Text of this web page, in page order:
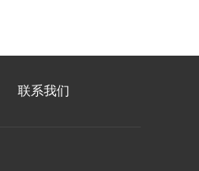
联系我们